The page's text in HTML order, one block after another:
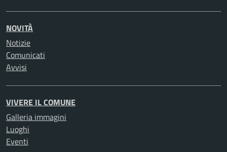
NOVITÀ
Notizie
Comunicati
Avvisi
VIVERE IL COMUNE
Galleria immagini
Luoghi
Eventi